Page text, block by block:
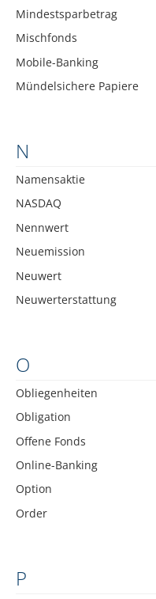
Mindestsparbetrag
Mischfonds
Mobile-Banking
Mündelsichere Papiere
N
Namensaktie
NASDAQ
Nennwert
Neuemission
Neuwert
Neuwerterstattung
O
Obliegenheiten
Obligation
Offene Fonds
Online-Banking
Option
Order
P